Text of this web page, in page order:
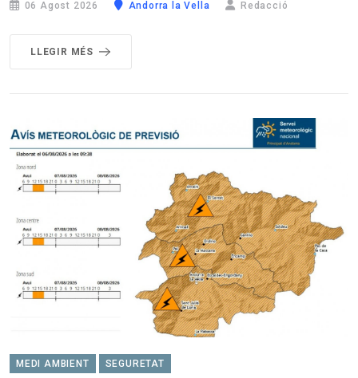
06 Agost 2026 Andorra la Vella Redacció
LLEGIR MÉS
MEDI AMBIENT SEGURETAT